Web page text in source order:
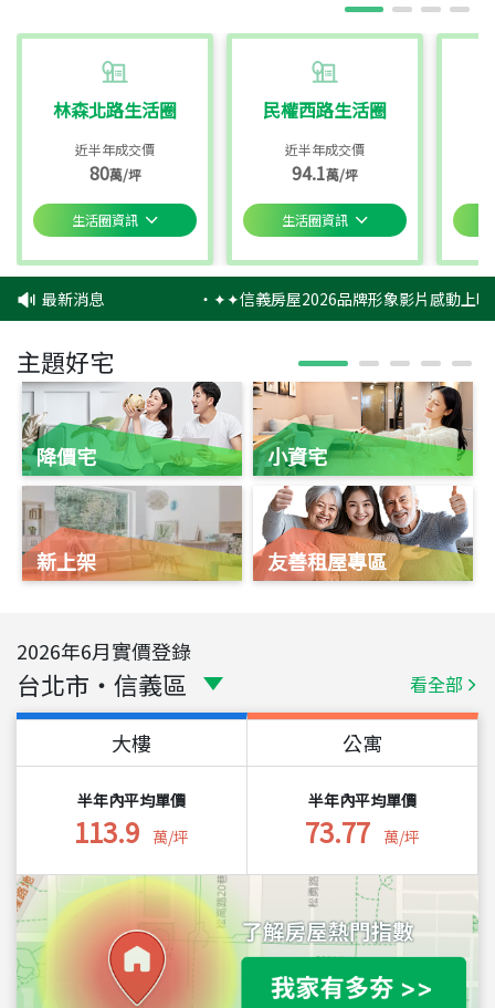
林森北路生活圈
近半年成交價
80萬/坪
生活圈資訊
民權西路生活圈
近半年成交價
94.1萬/坪
生活圈資訊
最新消息 ‧✦✦信義房屋2026品牌形象影片感動上
主題好宅
降價宅
新上架
小資宅
友善租屋專區
2026年6月實價登錄
台北市 ・ 信義區 看全部
大樓
半年內平均單價
113.9 萬/坪
公寓
半年內平均單價
73.77 萬/坪